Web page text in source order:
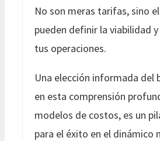
No son meras tarifas, sino
pueden definir la viabilidad
tus operaciones.
Una elección informada del
en esta comprensión
modelos de costos, es un
para el éxito en el dinámico